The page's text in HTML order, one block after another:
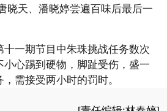
晓天、潘晓婷尝遍百味后最后一
十一期节目中朱珠挑战任务数次
心踢到硬物，脚趾受伤，盛一
需接受两小时的罚时。